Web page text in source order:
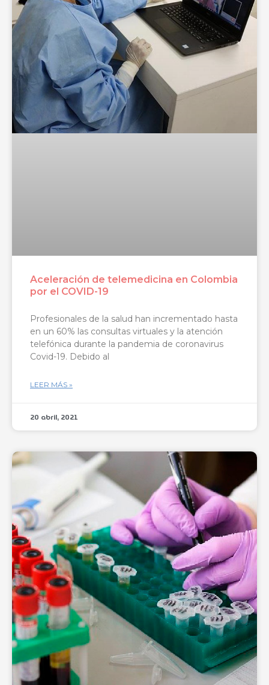
Aceleración de telemedicina en Colombia
por el COVID-19
Profesionales de la salud han incrementado hasta
en un 60% las consultas virtuales y la atención
telefónica durante la pandemia de coronavirus
Covid-19. Debido al
LEER MÁS »
20 abril, 2021